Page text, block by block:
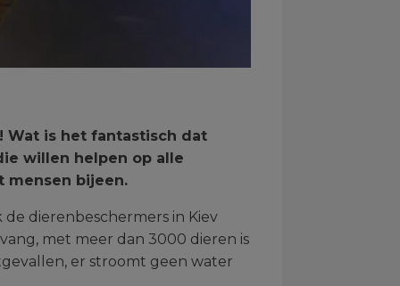
! Wat is het fantastisch dat
willen helpen op alle
mensen bijeen.
dierenbeschermers in Kiev
met meer dan 3000 dieren is
er stroomt geen water